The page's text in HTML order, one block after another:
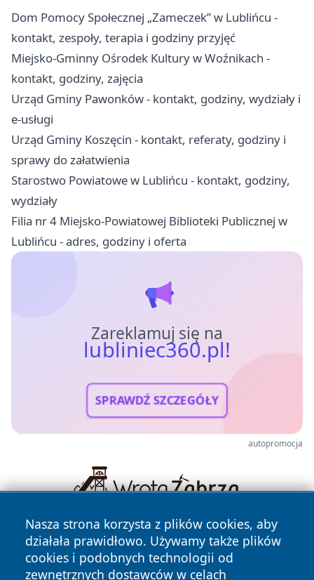
Dom Pomocy Społecznej „Zameczek” w Lublińcu -
kontakt, zespoły, terapia i godziny przyjęć
Miejsko-Gminny Ośrodek Kultury w Woźnikach -
kontakt, godziny, zajęcia
Urząd Gminy Pawonków - kontakt, godziny, wydziały i
e-usługi
Urząd Gminy Koszęcin - kontakt, referaty, godziny i
sprawy do załatwienia
Starostwo Powiatowe w Lublińcu - kontakt, godziny,
wydziały
Filia nr 4 Miejsko-Powiatowej Biblioteki Publicznej w
Lublińcu - adres, godziny i oferta
Zareklamuj się na
lubliniec360.pl!
SPRAWDŹ SZCZEGÓŁY
autopromocja
Nasza strona korzysta z plików cookies, aby
działała prawidłowo. Używamy także plików
cookies i podobnych technologii od
zewnętrznych dostawców w celach